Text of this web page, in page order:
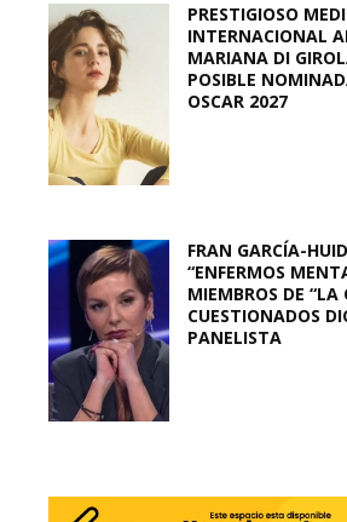
PRESTIGIOSO
INTERNACIONAL
MARIANA DI
POSIBLE
OSCAR 2027
FRAN GARCÍA-
“ENFERMOS
MIEMBROS DE “LA
CUESTIONADOS
PANELISTA